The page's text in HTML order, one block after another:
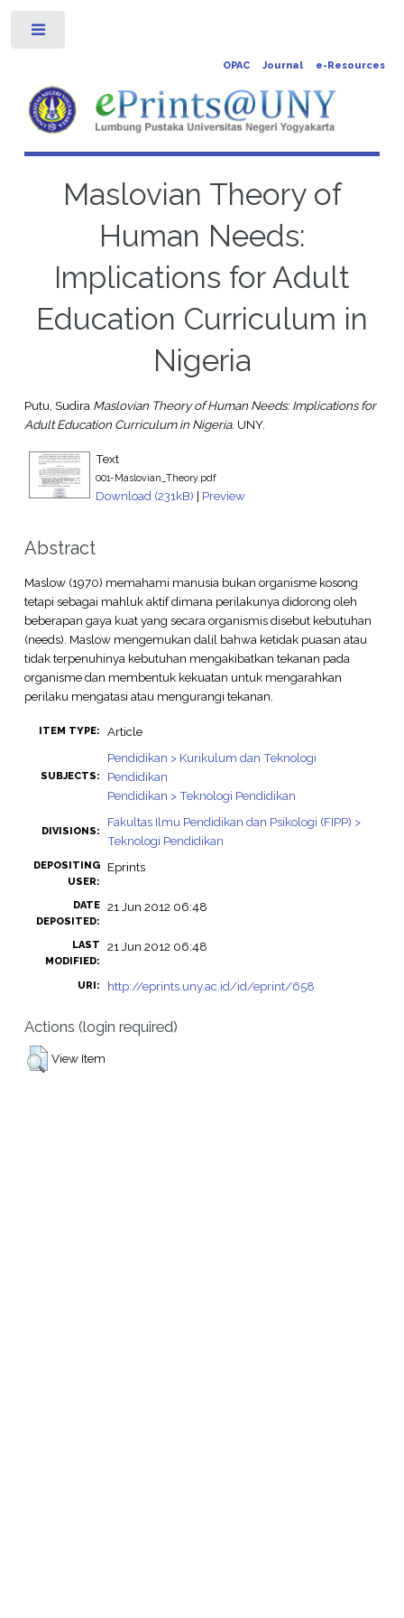
OPAC Journal e-Resources
Maslovian Theory of
Human Needs:
Implications for Adult
Education Curriculum in
Nigeria
Putu, Sudira Maslovian Theory of Human Needs: Implications for
Adult Education Curriculum in Nigeria. UNY.
Text
001-Maslovian_Theory.pdf
Download (231kB) | Preview
Abstract
Maslow (1970) memahami manusia bukan organisme kosong
tetapi sebagai mahluk aktif dimana perilakunya didorong oleh
beberapan gaya kuat yang secara organismis disebut kebutuhan
(needs). Maslow mengemukan dalil bahwa ketidak puasan atau
tidak terpenuhinya kebutuhan mengakibatkan tekanan pada
organisme dan membentuk kekuatan untuk mengarahkan
perilaku mengatasi atau mengurangi tekanan.
ITEM TYPE: Article
SUBJECTS:
Pendidikan > Kurikulum dan Teknologi
Pendidikan
Pendidikan > Teknologi Pendidikan
DIVISIONS:
Fakultas Ilmu Pendidikan dan Psikologi (FIPP) >
Teknologi Pendidikan
DEPOSITING
USER:
Eprints
DATE
DEPOSITED:
21 Jun 2012 06:48
LAST
MODIFIED:
21 Jun 2012 06:48
URI: http://eprints.uny.ac.id/id/eprint/658
Actions (login required)
View Item